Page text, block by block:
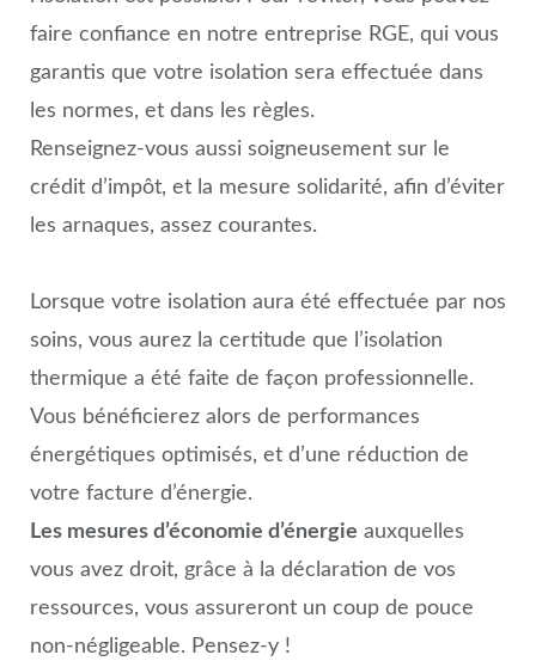
faire confiance en notre entreprise RGE, qui vous
garantis que votre isolation sera effectuée dans
les normes, et dans les règles.
Renseignez-vous aussi soigneusement sur le
crédit d’impôt, et la mesure solidarité, afin d’éviter
les arnaques, assez courantes.
Lorsque votre isolation aura été effectuée par nos
soins, vous aurez la certitude que l’isolation
thermique a été faite de façon professionnelle.
Vous bénéficierez alors de performances
énergétiques optimisés, et d’une réduction de
votre facture d’énergie.
Les mesures d’économie d’énergie auxquelles
vous avez droit, grâce à la déclaration de vos
ressources, vous assureront un coup de pouce
non-négligeable. Pensez-y !